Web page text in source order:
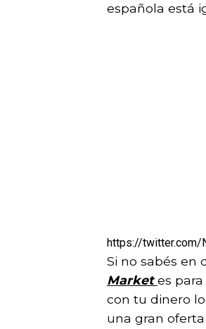
española está
https://twitter.com/
Si no sabés en
Market es
con tu dinero
una gran